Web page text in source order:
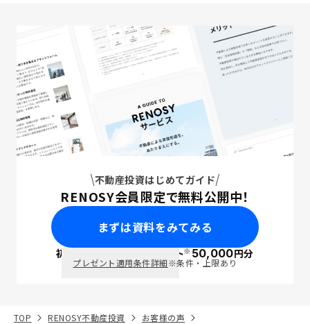
不動産投資はじめてガイド
RENOSY会員限定で無料公開中！
まずは資料をみてみる
初回面談で ポイント※50,000円分
プレゼント適用条件詳細※条件・上限あり
TOP RENOSY不動産投資
お客様の声